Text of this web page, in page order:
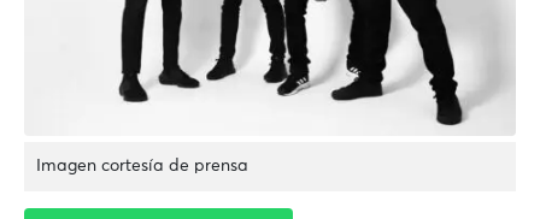
Imagen cortesía de prensa